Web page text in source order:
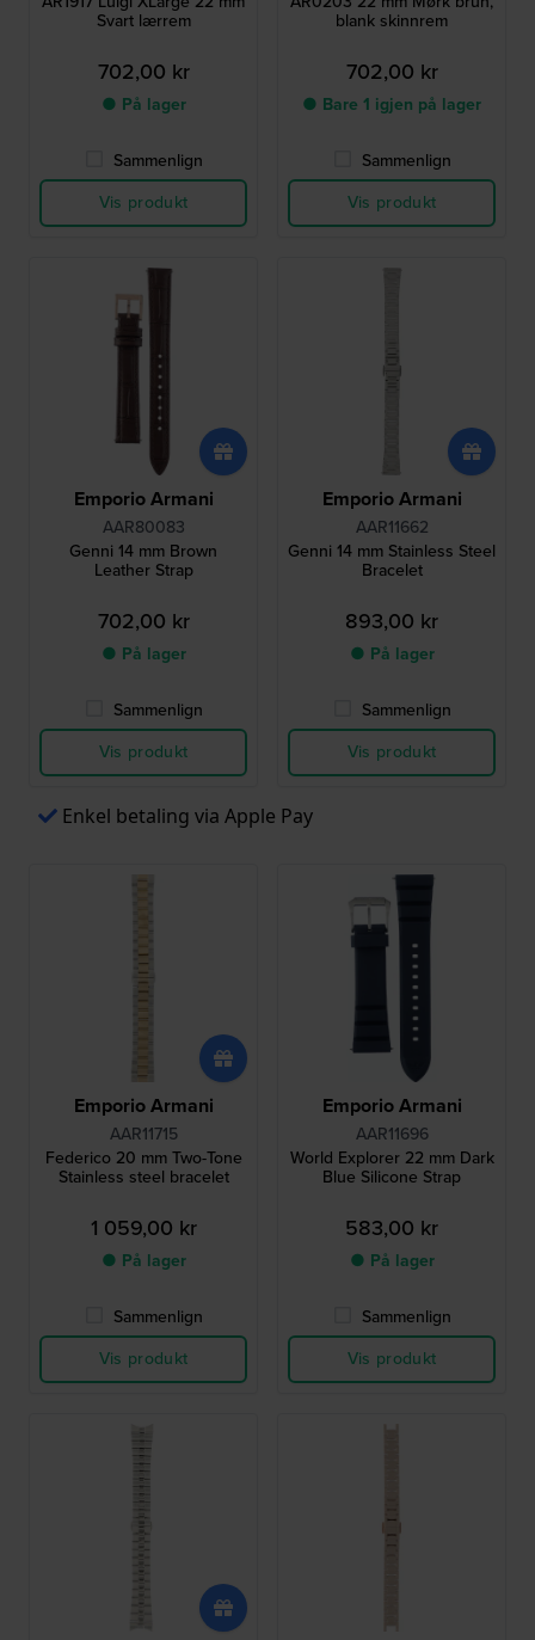
Svart lærrem
702,00 kr
● På lager
Sammenlign
Vis produkt
blank skinnrem
702,00 kr
● Bare 1 igjen på lager
Sammenlign
Vis produkt
Emporio Armani
AAR80083
Genni 14 mm Brown
Leather Strap
702,00 kr
● På lager
Sammenlign
Vis produkt
Emporio Armani
AAR11662
Genni 14 mm Stainless Steel
Bracelet
893,00 kr
● På lager
Sammenlign
Vis produkt
Enkel betaling via Apple Pay
Emporio Armani
AAR11715
Federico 20 mm Two-Tone
Stainless steel bracelet
1 059,00 kr
● På lager
Sammenlign
Vis produkt
Emporio Armani
AAR11696
World Explorer 22 mm Dark
Blue Silicone Strap
583,00 kr
● På lager
Sammenlign
Vis produkt